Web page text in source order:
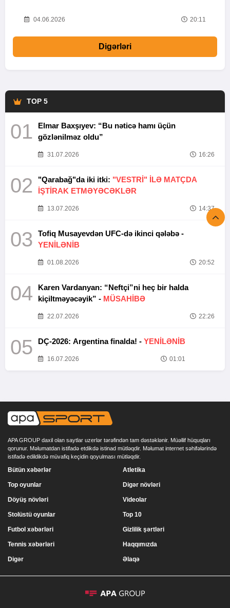
04.06.2026 20:11
Digərləri
TOP 5
01
Elmar Baxşıyev: “Bu nəticə hamı üçün
gözlənilməz oldu”
31.07.2026 16:26
02 "Qarabağ"da iki itki: "VESTRİ" İLƏ MATÇDA
İŞTİRAK ETMƏYƏCƏKLƏR
13.07.2026 14:37
03
Tofiq Musayevdən UFC-də ikinci qələbə -
YENİLƏNİB
01.08.2026 20:52
04
Karen Vardanyan: “Neftçi”ni heç bir halda
kiçiltməyəcəyik” - MÜSAHİBƏ
22.07.2026 22:26
05 DÇ-2026: Argentina finalda! - YENİLƏNİB
16.07.2026 01:01
APA GROUP daxil olan saytlar uzerlər tərəfindən tam dəstəklənir. Müəllif hüquqları
qorunur. Məlumatdan istifadə etdikdə istinad mütləqdir. Məlumat internet səhifələrində
istifadə edildikdə müvafiq keçidin qoyulması mütləqdir.
Bütün xəbərlər
Top oyunlar
Döyüş növləri
Stolüstü oyunlar
Atletika
Digər növləri
Videolar
Top 10
Futbol xəbərləri
Tennis xəbərləri
Digər
Gizlilik şərtləri
Haqqımızda
Əlaqə